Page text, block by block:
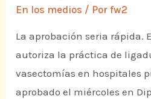
En los medios / Porfw2
La aprobación seria rápida.
autoriza la práctica de
vasectomías en hospitales
aprobado el miércoles en